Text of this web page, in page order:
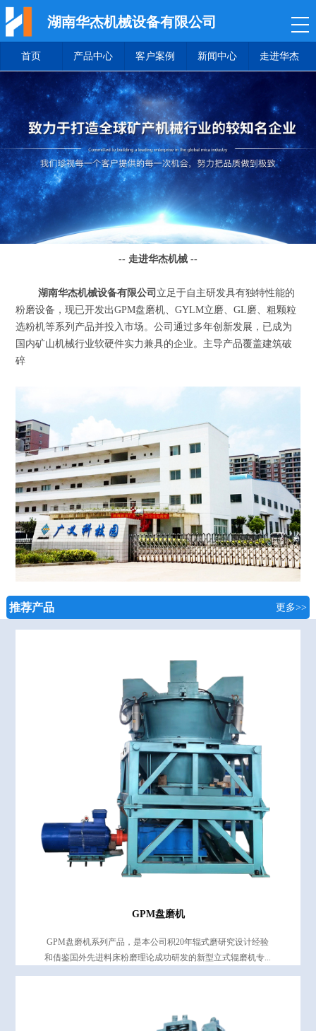
湖南华杰机械设备有限公司
首页 产品中心 客户案例 新闻中心 走进华杰
-- 走进华杰机械 --
湖南华杰机械设备有限公司 立足于自主研发具有独特性能的
粉磨设备，现已开发出GPM盘磨机、GYLM立磨、GL磨、粗颗粒
选粉机等系列产品并投入市场。公司通过多年创新发展，已成为
国内矿山机械行业软硬件实力兼具的企业。主导产品覆盖建筑破
碎
推荐产品 更多>>
GPM盘磨机
GPM盘磨机系列产品，是本公司积20年辊式磨研究设计经验
和借鉴国外先进料床粉磨理论成功研发的新型立式辊磨机专...